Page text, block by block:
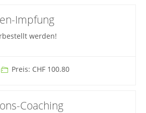
Impfung
werden!
Preis: CHF 100.80
Coaching